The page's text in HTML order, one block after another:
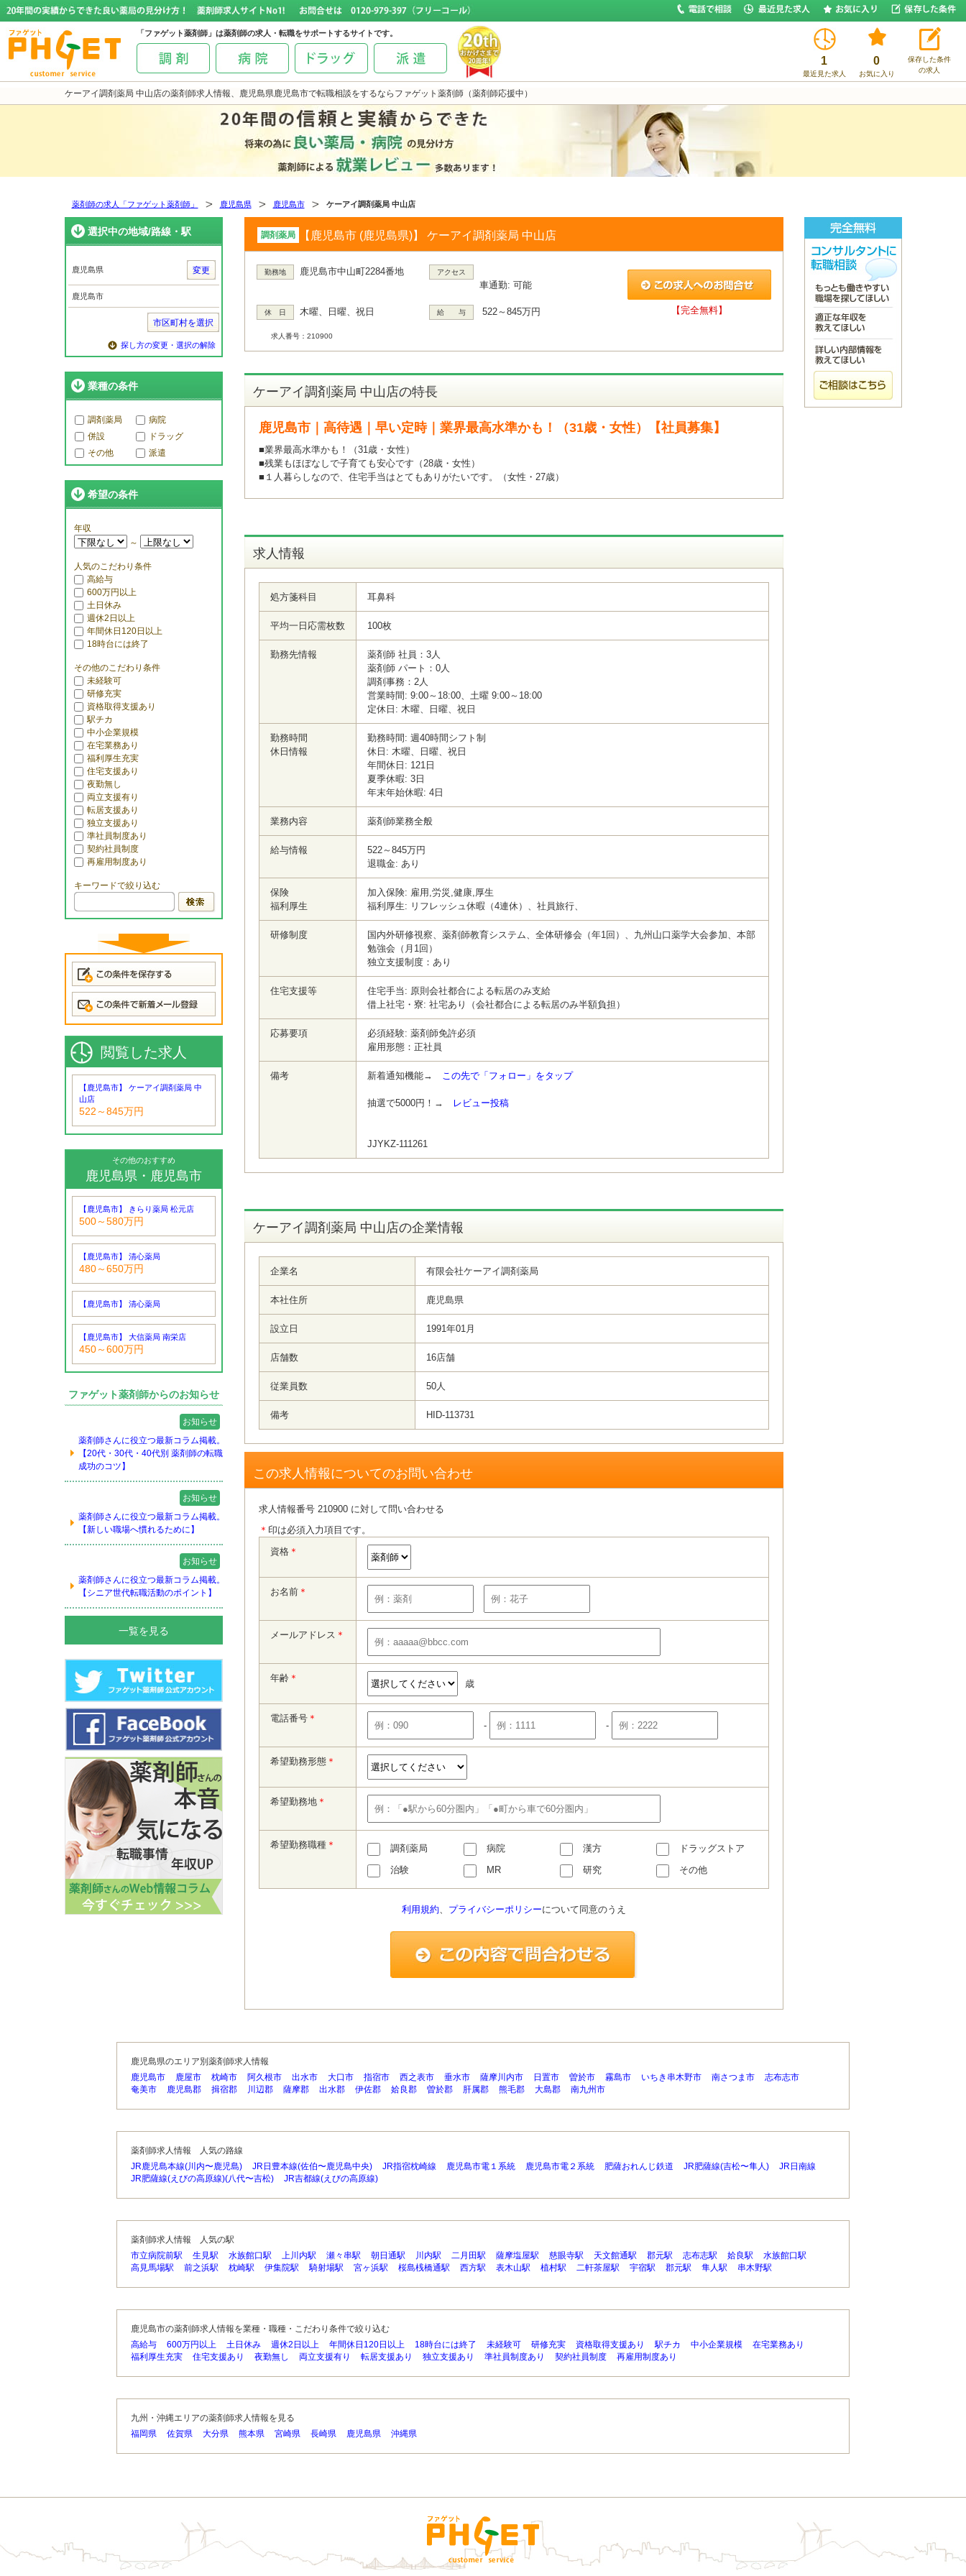
ケーアイ調剤薬局 中山店の薬剤師求人情報、鹿児島県鹿児島市で転職相談をするならファゲット薬剤師（薬剤師応援中）
「ファゲット薬剤師」は薬剤師の求人・転職をサポートするサイトです。
1
最近見た求人
0
お気に入り
保存した条件
の求人
薬剤師の求人「ファゲット薬剤師」 鹿児島県 鹿児島市 ケーアイ調剤薬局 中山店
選択中の地域/路線・駅
鹿児島県 変更
鹿児島市
市区町村を選択
探し方の変更・選択の解除
業種の条件
調剤薬局
病院
併設
ドラッグ
その他
派遣
希望の条件
年収
～
人気のこだわり条件
高給与
600万円以上
土日休み
週休2日以上
年間休日120日以上
18時台には終了
その他のこだわり条件
未経験可
研修充実
資格取得支援あり
駅チカ
中小企業規模
在宅業務あり
福利厚生充実
住宅支援あり
夜勤無し
両立支援有り
転居支援あり
独立支援あり
準社員制度あり
契約社員制度
再雇用制度あり
キーワードで絞り込む
閲覧した求人
【鹿児島市】 ケーアイ調剤薬局 中
山店
522～845万円
その他のおすすめ
鹿児島県・鹿児島市
【鹿児島市】 きらり薬局 松元店
500～580万円
【鹿児島市】 清心薬局
480～650万円
【鹿児島市】 清心薬局
【鹿児島市】 大信薬局 南栄店
450～600万円
ファゲット薬剤師からのお知らせ
お知らせ
薬剤師さんに役立つ最新コラム掲載。
【20代・30代・40代別 薬剤師の転職
成功のコツ】
お知らせ
薬剤師さんに役立つ最新コラム掲載。
【新しい職場へ慣れるために】
お知らせ
薬剤師さんに役立つ最新コラム掲載。
【シニア世代転職活動のポイント】
一覧を見る
調剤薬局 【鹿児島市 (鹿児島県)】 ケーアイ調剤薬局 中山店
勤務地 鹿児島市中山町2284番地 アクセス
車通勤: 可能
休 日 木曜、日曜、祝日 給 与 522～845万円 【完全無料】
求人番号：210900
ケーアイ調剤薬局 中山店の特長
鹿児島市｜高待遇｜早い定時｜業界最高水準かも！（31歳・女性）【社員募集】
■業界最高水準かも！（31歳・女性）
■残業もほぼなしで子育ても安心です（28歳・女性）
■１人暮らしなので、住宅手当はとてもありがたいです。（女性・27歳）
求人情報
処方箋科目 耳鼻科
平均一日応需枚数 100枚
勤務先情報
薬剤師 社員：3人
薬剤師 パート：0人
調剤事務：2人
営業時間: 9:00～18:00、土曜 9:00～18:00
定休日: 木曜、日曜、祝日
勤務時間
休日情報
勤務時間: 週40時間シフト制
休日: 木曜、日曜、祝日
年間休日: 121日
夏季休暇: 3日
年末年始休暇: 4日
業務内容 薬剤師業務全般
給与情報
522～845万円
退職金: あり
保険
福利厚生
加入保険: 雇用,労災,健康,厚生
福利厚生: リフレッシュ休暇（4連休）、社員旅行、
研修制度
国内外研修視察、薬剤師教育システム、全体研修会（年1回）、九州山口薬学大会参加、本部
勉強会（月1回）
独立支援制度：あり
住宅支援等
住宅手当: 原則会社都合による転居のみ支給
借上社宅・寮: 社宅あり（会社都合による転居のみ半額負担）
応募要項
必須経験: 薬剤師免許必須
雇用形態：正社員
備考 新着通知機能→ この先で「フォロー」をタップ
抽選で5000円！→ レビュー投稿
JJYKZ-111261
ケーアイ調剤薬局 中山店の企業情報
企業名 有限会社ケーアイ調剤薬局
本社住所 鹿児島県
設立日 1991年01月
店舗数 16店舗
従業員数 50人
備考 HID-113731
この求人情報についてのお問い合わせ
求人情報番号 210900 に対して問い合わせる
＊ 印は必須入力項目です。
資格＊
お名前＊
メールアドレス ＊
年齢＊ 歳
電話番号＊
- -
希望勤務形態＊
希望勤務地＊
希望勤務職種＊ 調剤薬局 病院 漢方
ドラッグストア
治験
MR 研究 その他
利用規約、 プライバシーポリシーについて同意のうえ
鹿児島県のエリア別薬剤師求人情報
鹿児島市
鹿屋市 枕崎市 阿久根市 出水市 大口市 指宿市 西之表市 垂水市 薩摩川内市 日置市 曽於市 霧島市 いちき串木野市 南さつま市
志布志市
奄美市
鹿児島郡 揖宿郡 川辺郡 薩摩郡 出水郡 伊佐郡 姶良郡 曽於郡 肝属郡 熊毛郡 大島郡 南九州市
薬剤師求人情報 人気の路線
JR鹿児島本線(川内〜鹿児島)
JR日豊本線(佐伯〜鹿児島中央) JR指宿枕崎線 鹿児島市電１系統 鹿児島市電２系統 肥薩おれんじ鉄道 JR肥薩線(吉松〜隼人)
JR日南線
JR肥薩線(えびの高原線)(八代〜吉松)
JR吉都線(えびの高原線)
薬剤師求人情報 人気の駅
市立病院前駅
生見駅 水族館口駅 上川内駅 瀬々串駅 朝日通駅 川内駅 二月田駅 薩摩塩屋駅 慈眼寺駅 天文館通駅 郡元駅 志布志駅 姶良駅
水族館口駅
高見馬場駅
前之浜駅 枕崎駅 伊集院駅 騎射場駅 宮ヶ浜駅 桜島桟橋通駅 西方駅 表木山駅 植村駅 二軒茶屋駅 宇宿駅 郡元駅 隼人駅 串木野駅
鹿児島市の薬剤師求人情報を業種・職種・こだわり条件で絞り込む
高給与
600万円以上 土日休み 週休2日以上 年間休日120日以上 18時台には終了 未経験可 研修充実 資格取得支援あり 駅チカ 中小企業規模
在宅業務あり
福利厚生充実
住宅支援あり 夜勤無し 両立支援有り 転居支援あり 独立支援あり 準社員制度あり 契約社員制度 再雇用制度あり
九州・沖縄エリアの薬剤師求人情報を見る
福岡県
佐賀県 大分県 熊本県 宮崎県 長崎県 鹿児島県 沖縄県